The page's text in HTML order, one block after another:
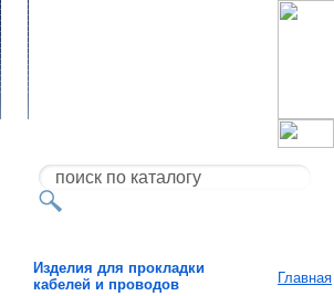
Изделия для прокладки
кабелей и проводов
Главная